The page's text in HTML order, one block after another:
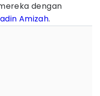
dengan
Amizah.